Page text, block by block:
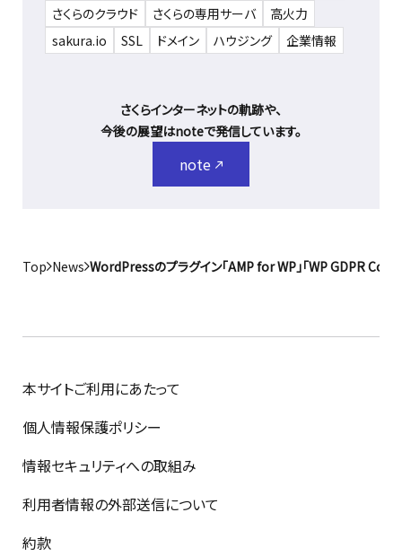
さくらのクラウド
さくらの専用サーバ
高火力
sakura.io
SSL ドメイン ハウジング 企業情報
さくらインターネットの軌跡や、
今後の展望はnoteで発信しています。
note
Top News WordPressのプラグイン「AMP for WP」「WP GDPR
本サイトご利用にあたって
個人情報保護ポリシー
情報セキュリティへの取組み
利用者情報の外部送信について
約款